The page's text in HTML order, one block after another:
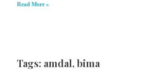
Read More »
Tags: amdal, bima